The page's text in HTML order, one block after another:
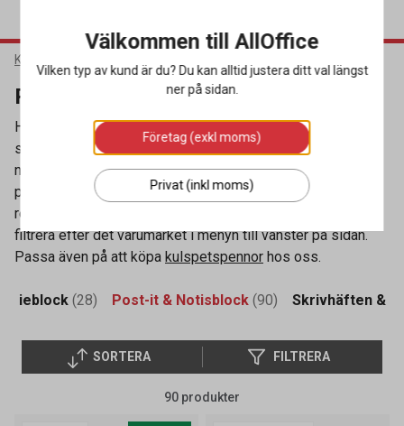
Kontorsmaterial
Post-it & Notisblock
Hos oss kan du köpa post-it online till bra priser och med
snabb leverans. Se vårt breda utbud av notisar och
notisblock i många olika storlekar och färger. De
populäraste varianterna är de gula kvadratiska eller
rektangulära notisarna från klassiska 3M Post-it. Du kan
filtrera efter det varumärket i menyn till vänster på sidan.
Passa även på att köpa kulspetspennor hos oss.
(28) Post-it & Notisblock (90) Skrivhäften &
SORTERA FILTRERA
90 produkter
Välkommen till AllOffice
Vilken typ av kund är du? Du kan alltid justera ditt val längst
ner på sidan.
Företag (exkl moms)
Privat (inkl moms)